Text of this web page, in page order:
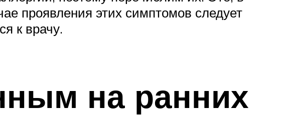
проявления этих симптомов следует
к врачу.
на ранних